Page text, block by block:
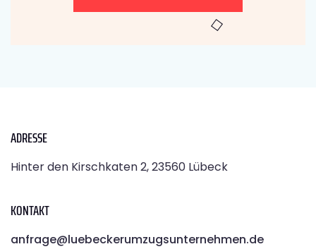
ADRESSE
Hinter den Kirschkaten 2, 23560 Lübeck
KONTAKT
anfrage@luebeckerumzugsunternehmen.de